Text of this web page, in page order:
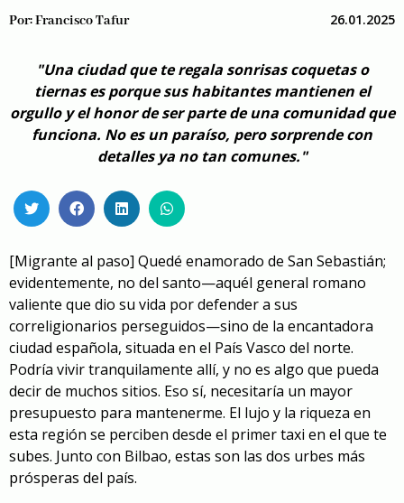
Por:Francisco Tafur 26.01.2025
"Una ciudad que te regala sonrisas coquetas o
tiernas es porque sus habitantes mantienen el
orgullo y el honor de ser parte de una comunidad que
funciona. No es un paraíso, pero sorprende con
detalles ya no tan comunes."
[Migrante al paso] Quedé enamorado de San Sebastián;
evidentemente, no del santo—aquél general romano
valiente que dio su vida por defender a sus
correligionarios perseguidos—sino de la encantadora
ciudad española, situada en el País Vasco del norte.
Podría vivir tranquilamente allí, y no es algo que pueda
decir de muchos sitios. Eso sí, necesitaría un mayor
presupuesto para mantenerme. El lujo y la riqueza en
esta región se perciben desde el primer taxi en el que te
subes. Junto con Bilbao, estas son las dos urbes más
prósperas del país.